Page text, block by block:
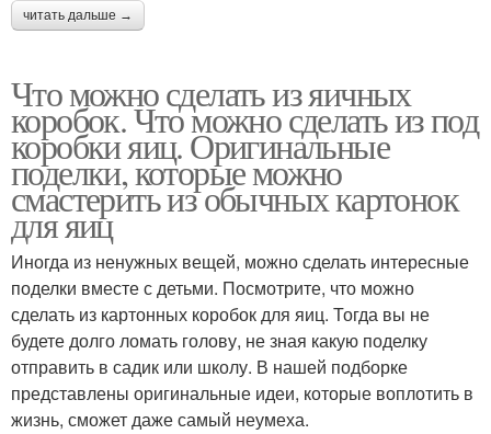
читать дальше →
Что можно сделать из яичных
коробок. Что можно сделать из под
коробки яиц. Оригинальные
поделки, которые можно
смастерить из обычных картонок
для яиц
Иногда из ненужных вещей, можно сделать интересные
поделки вместе с детьми. Посмотрите, что можно
сделать из картонных коробок для яиц. Тогда вы не
будете долго ломать голову, не зная какую поделку
отправить в садик или школу. В нашей подборке
представлены оригинальные идеи, которые воплотить в
жизнь, сможет даже самый неумеха.